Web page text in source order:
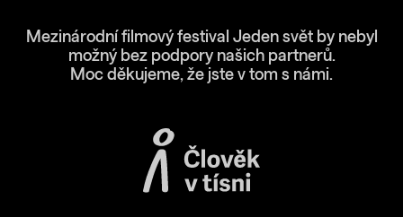
Mezinárodní filmový festival Jeden svět by nebyl
možný bez podpory našich partnerů.
Moc děkujeme, že jste v tom s námi.